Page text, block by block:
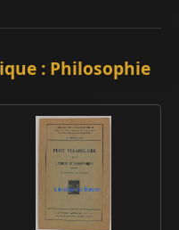
: Philosophie